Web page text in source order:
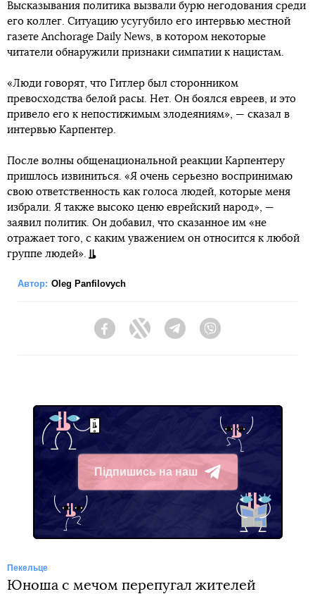
Высказывания политика вызвали бурю негодования среди
его коллег. Ситуацию усугубило его интервью местной
газете Anchorage Daily News, в котором некоторые
читатели обнаружили признаки симпатии к нацистам.
«Люди говорят, что Гитлер был сторонником
превосходства белой расы. Нет. Он боялся евреев, и это
привело его к непостижимым злодеяниям», — сказал в
интервью Карпентер.
После волны общенациональной реакции Карпентеру
пришлось извиниться. «Я очень серьезно воспринимаю
свою ответственность как голоса людей, которые меня
избрали. Я также высоко ценю еврейский народ», —
заявил политик. Он добавил, что сказанное им «не
отражает того, с каким уважением он относится к любой
группе людей».
Автор: Oleg Panfilovych
FacebookTwitter Telegram
Підпишись на наш
Telegram
Пекельце
Юноша с мечом перепугал жителей